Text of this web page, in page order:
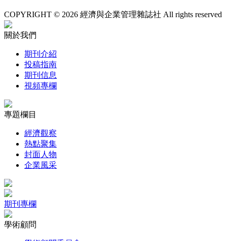
COPYRIGHT © 2026 經濟與企業管理雜誌社 All rights reserved
關於我們
期刊介紹
投稿指南
期刊信息
視頻專欄
專題欄目
經濟觀察
熱點聚集
封面人物
企業風采
期刊專欄
學術顧問